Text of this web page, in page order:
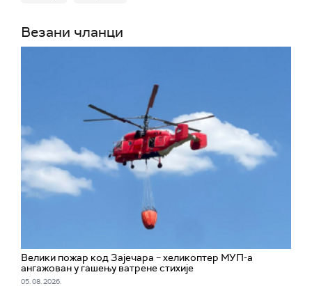
Везани чланци
Велики пожар код Зајечара – хеликоптер МУП-а
ангажован у гашењу ватрене стихије
05. 08. 2026.